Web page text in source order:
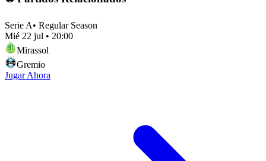
Serie A• Regular Season
Mié 22 jul • 20:00
Mirassol
Gremio
Jugar Ahora